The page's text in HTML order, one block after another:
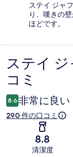
ステイ ジャ
り、嘆きの
ほどです。
口
コ
ミ
ステイ
コミ
8.6 非常に良い
290 件の口コミ
8.8
清潔度